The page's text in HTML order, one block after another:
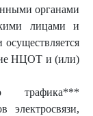
органами
лицами и
НЦОТ и (или)
трафика***
электросвязи,